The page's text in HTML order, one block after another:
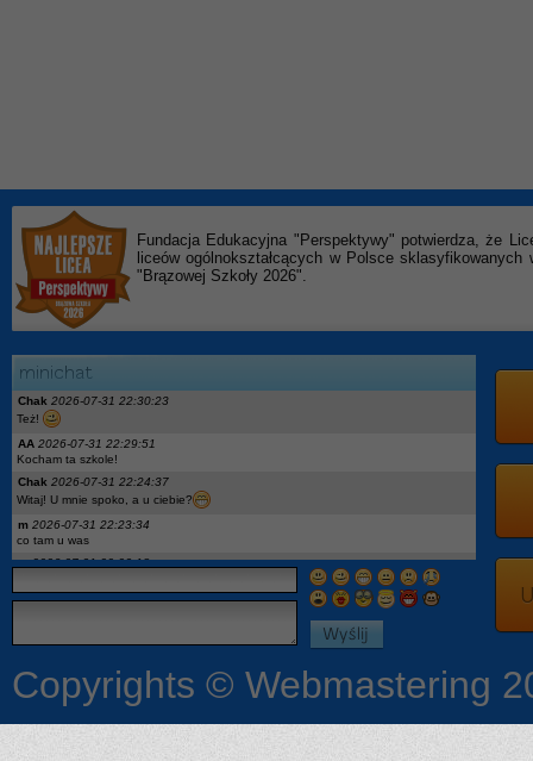
Fundacja Edukacyjna "Perspektywy" potwierdza, że
liceów ogólnokształcących w Polsce
"Brązowej Szkoły 2026".
Chak 2026-07-31 22:30:23
Też!
AA 2026-07-31 22:29:51
Kocham ta szkole!
Chak 2026-07-31 22:24:37
Witaj! U mnie spoko, a u ciebie?
m 2026-07-31 22:23:34
co tam u was
m 2026-07-31 22:23:18
x 2026-07-27 18:04:05
Descubre1. I geo była nowa a teraz stara edycja wtf
Ona 2026-07-24 08:53:33
Czy jest jakaś lista podreczników dla pierwszoklasistów?
Copyrights © Webmastering